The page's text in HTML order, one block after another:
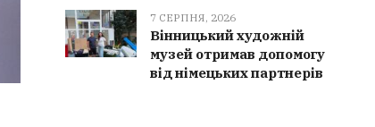
7 СЕРПНЯ, 2026
Вінницький художній
музей отримав допомогу
від німецьких партнерів